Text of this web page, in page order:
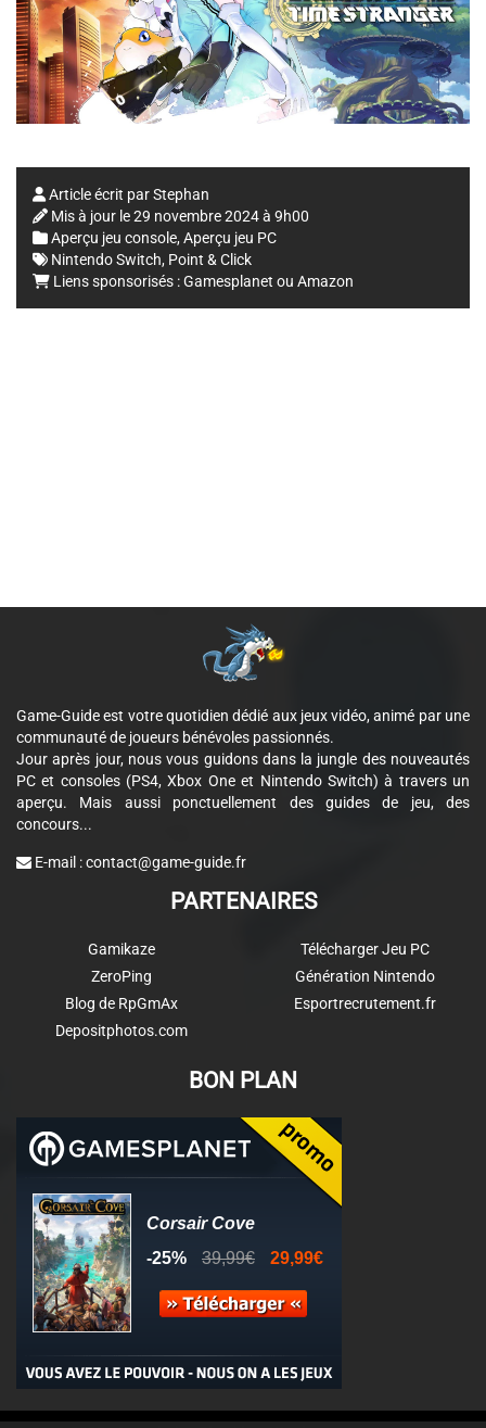
Article écrit parStephan
Mis à jour le29 novembre 2024 à 9h00
Aperçu jeu console, Aperçu jeu PC
Nintendo Switch, Point & Click
Liens sponsorisés :Gamesplanet ou Amazon
Game-Guide est votre quotidien dédié aux jeux vidéo, animé par une
communauté de joueurs bénévoles passionnés.
Jour après jour, nous vous guidons dans la jungle des nouveautés
PC et consoles (PS4, Xbox One et Nintendo Switch) à travers un
aperçu. Mais aussi ponctuellement des guides de jeu, des
concours...
E-mail :contact@game-guide.fr
PARTENAIRES
Gamikaze
ZeroPing
Blog de RpGmAx
Depositphotos.com
Télécharger Jeu PC
Génération Nintendo
Esportrecrutement.fr
BON PLAN